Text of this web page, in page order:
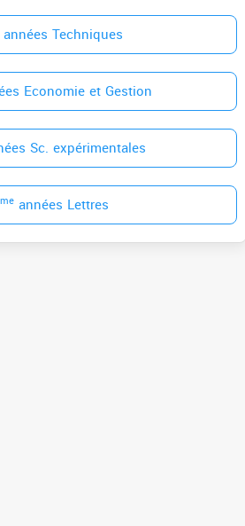
années Techniques
Economie et Gestion
Sc. expérimentales
années Lettres